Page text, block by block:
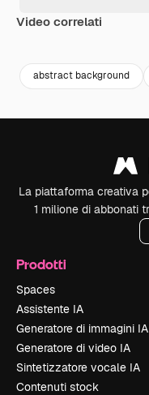
Video correlati
abstract background
La piattaforma creativa
1 milione di abbonati
Prodotti
Spaces
Assistente IA
Generatore di immagini IA
Generatore di video IA
Sintetizzatore vocale IA
Contenuti stock